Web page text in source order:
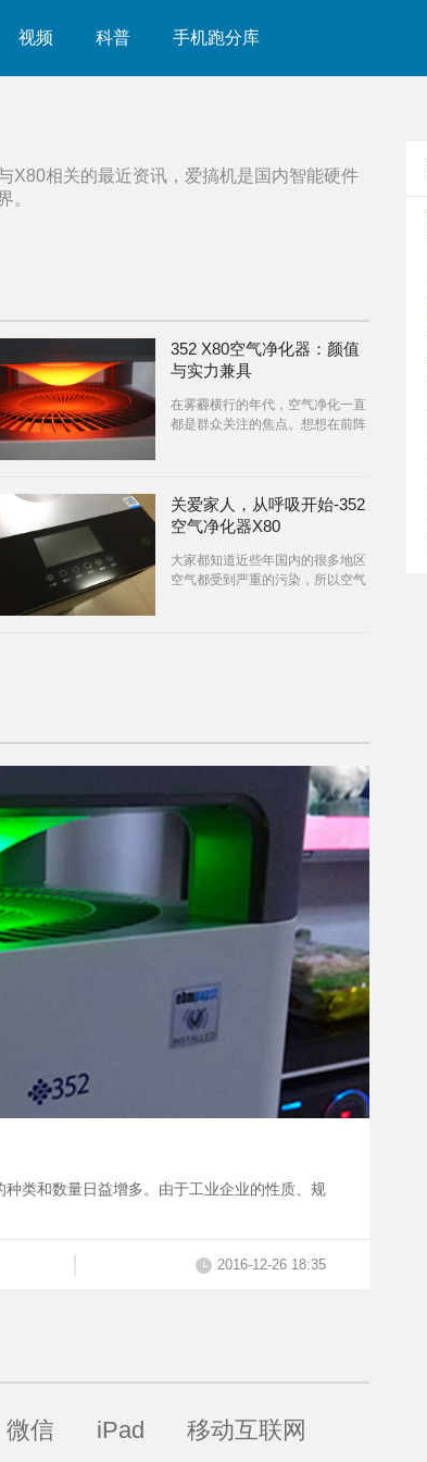
视频 科普 手机跑分库
X80相关的最近资讯，爱搞机是国内智能硬件
。
352 X80空气净化器：颜值
与实力兼具
在雾霾横行的年代，空气净化一直
都是群众关注的焦点。想想在前阵
自己家里的
关爱家人，从呼吸开始-352
空气净化器X80
大家都知道近些年国内的很多地区
空气都受到严重的污染，所以空气
类和数量日益增多。由于工业企业的性质、规
2016-12-26 18:35
微信 iPad 移动互联网